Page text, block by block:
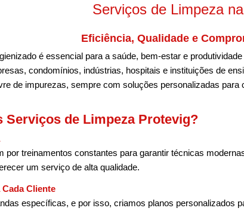
Serviços de Limpeza
Eficiência, Qualidade e
é essencial para a saúde, bem-estar e
condomínios, indústrias, hospitais e instituições de
de impurezas, sempre com soluções personalizadas para
Serviços de Limpeza Protevig?
por treinamentos constantes para garantir técnicas
um serviço de alta qualidade.
Cliente
específicas, e por isso, criamos planos personalizados